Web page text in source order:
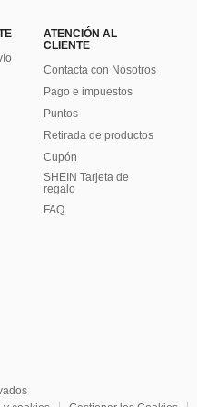
ATENCIÓN AL
CLIENTE
Contacta con Nosotros
Pago e impuestos
Puntos
Retirada de productos
Cupón
SHEIN Tarjeta de
regalo
FAQ